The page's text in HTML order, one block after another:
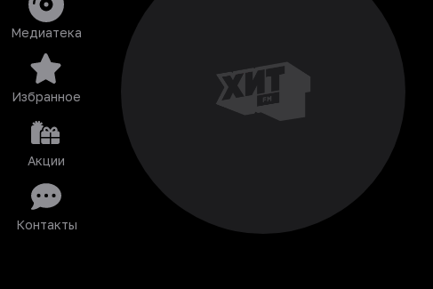
Медиатека
Избранное
Акции
Контакты